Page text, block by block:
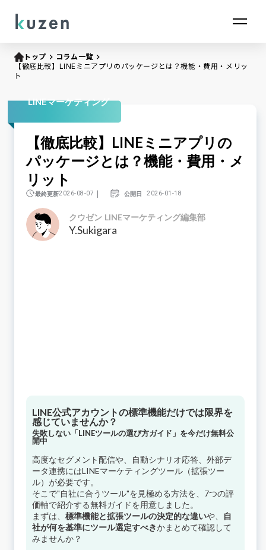
トップ keyboard_arrow_right コラム一覧keyboard_arrow_right
【徹底比較】LINEミニアプリのパッケージとは？機能・費用・メリッ
ト
LINEマーケティング
【徹底比較】LINEミニアプリの
パッケージとは？機能・費用・メ
リット
最終更新2026-08-07 ｜ 公開日 2026-01-18
クウゼン LINEマーケティング編集部
Y.Sukigara
LINE公式アカウントの標準機能だけでは限界を
感じていませんか？
失敗しない「LINEツールの選び方ガイド」を今だけ無料公
開中
高度なセグメント配信や、自動シナリオ応答、外部デ
ータ連携にはLINEマーケティングツール（拡張ツー
ル）が必要です。
そこで"自社に合うツール"を見極める方法を、7つの評
価軸で紹介する無料ガイドを用意しました。
まずは、 標準機能と拡張ツールの決定的な違いや、
自
社が何を基準にツール選定すべきかまとめて確認して
みませんか？